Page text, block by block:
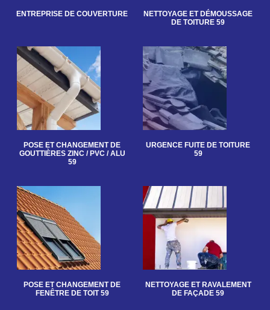
ENTREPRISE DE COUVERTURE
NETTOYAGE ET DÉMOUSSAGE
DE TOITURE 59
POSE ET CHANGEMENT DE
GOUTTIÈRES ZINC / PVC / ALU
59
URGENCE FUITE DE TOITURE
59
POSE ET CHANGEMENT DE
FENÊTRE DE TOIT 59
NETTOYAGE ET RAVALEMENT
DE FAÇADE 59